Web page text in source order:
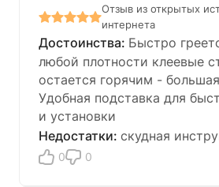
Отзыв из открытых
интернета
Быстро
любой плотности клеевые
остается горячим -
Удобная подставка для
и установки
скудная
0 0